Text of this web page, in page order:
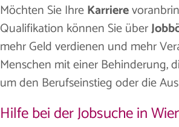
Möchten Sie IhreKarriere
Qualifikation können Sie über
mehr Geld verdienen und mehr
Menschen mit einer Behinderung,
um den Berufseinstieg oder die
Hilfe bei der Jobsuche in